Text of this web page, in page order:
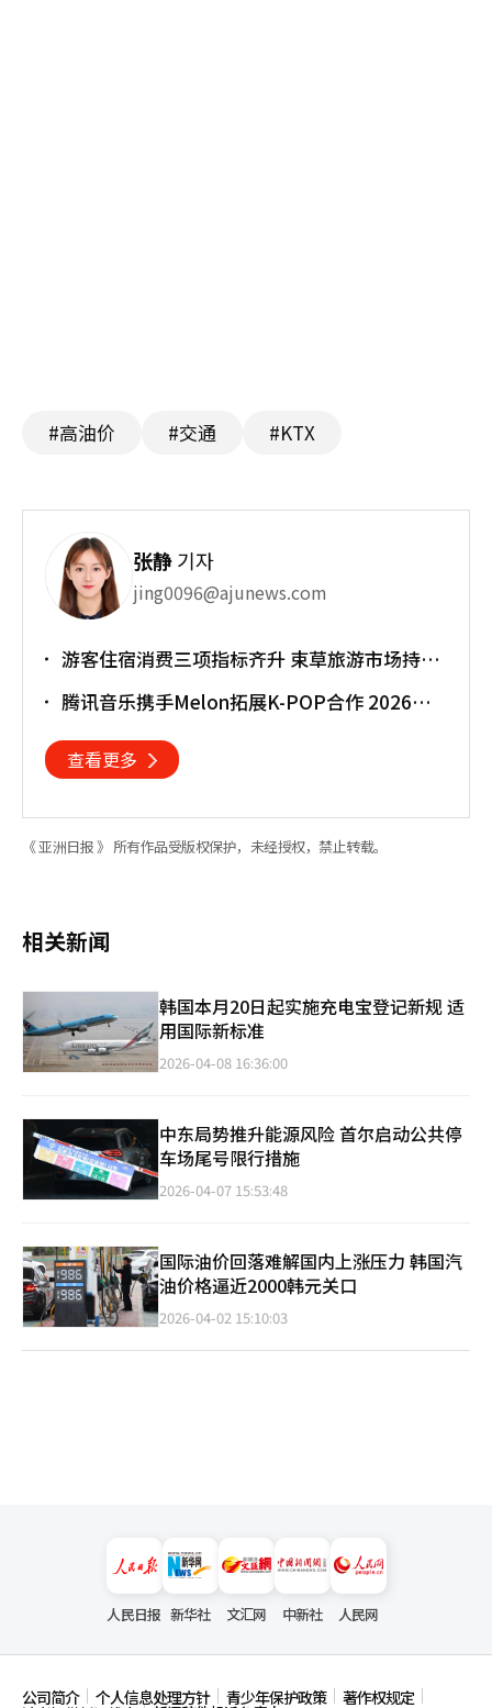
#高油价 #交通 #KTX
张静기자
jing0096@ajunews.com
游客住宿消费三项指标齐升 束草旅游市场持续
腾讯音乐携手Melon拓展K-POP合作 2026
查看更多
《 亚洲日报 》 所有作品受版权保护，未经授权，禁止转载。
相关新闻
韩国本月20日起实施充电宝登记新规 适
用国际新标准
2026-04-08 16:36:00
中东局势推升能源风险 首尔启动公共停
车场尾号限行措施
2026-04-07 15:53:48
国际油价回落难解国内上涨压力 韩国汽
油价格逼近2000韩元关口
2026-04-02 15:10:03
人民日报 新华社 文汇网 中新社 人民网
公司简介 个人信息处理方针 青少年保护政策 著作权规定